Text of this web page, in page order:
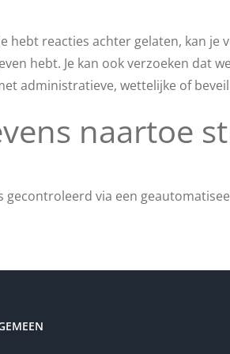
hebt reacties achter gelaten, kan
hebt. Je kan ook verzoeken dat
administratieve, wettelijke of
naartoe
gecontroleerd via een